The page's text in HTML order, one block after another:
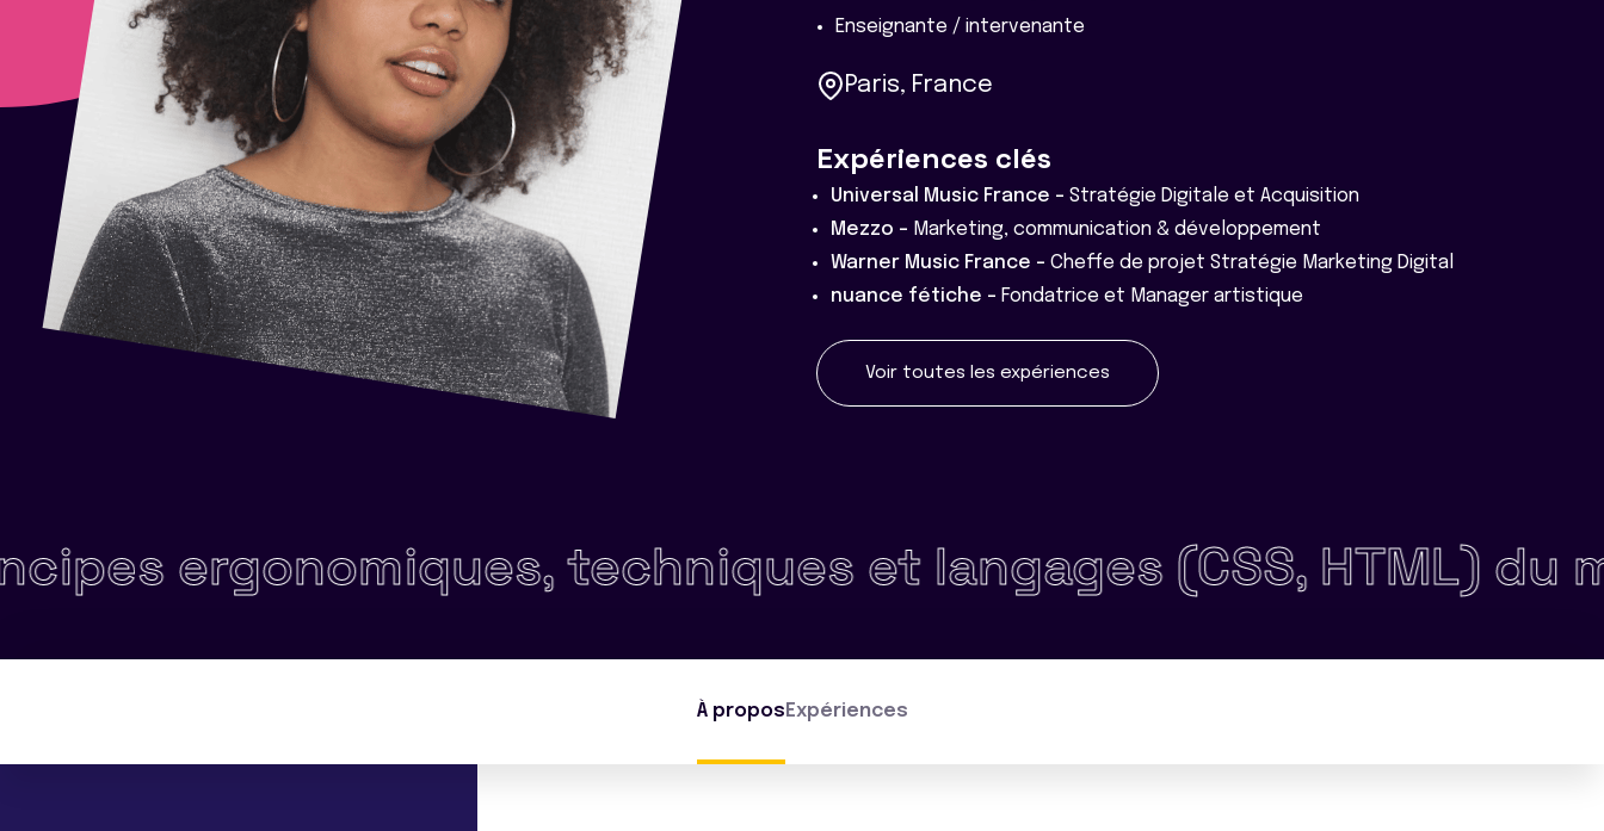
Enseignante / intervenante
Paris, France
Expériences clés
Universal Music France - Stratégie Digitale et Acquisition
Mezzo - Marketing, communication & développement
Warner Music France - Cheffe de projet Stratégie Marketing Digital
nuance fétiche - Fondatrice et Manager artistique
Voir toutes les expériences
techniques et langages (CSS, HTML) du
À propos Expériences